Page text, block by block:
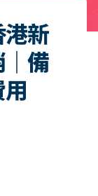
港新
備